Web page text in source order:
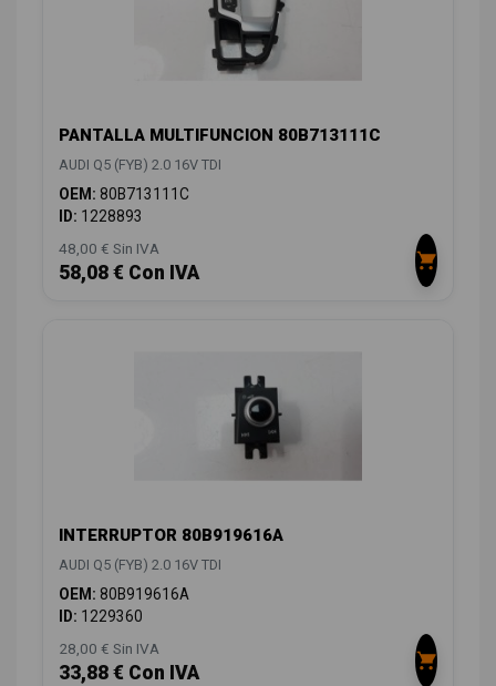
PANTALLA MULTIFUNCION 80B713111C
AUDI Q5 (FYB) 2.0 16V TDI
OEM: 80B713111C
ID: 1228893
48,00 € Sin IVA
58,08 € Con IVA
INTERRUPTOR 80B919616A
AUDI Q5 (FYB) 2.0 16V TDI
OEM: 80B919616A
ID: 1229360
28,00 € Sin IVA
33,88 € Con IVA